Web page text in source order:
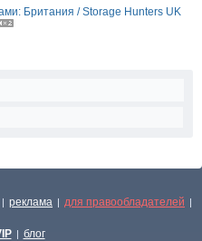
Британия / Storage Hunters UK
| реклама | для правообладателей |
| блог